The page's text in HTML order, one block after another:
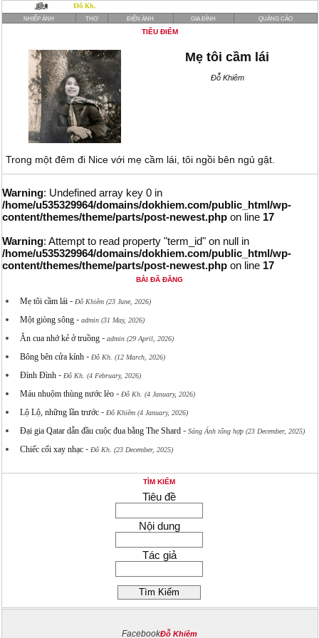
NHIẾP ẢNH THƠ ĐIỆN ẢNH GIA ĐÌNH QUẢNG CÁO
TIÊU ĐIỂM
Mẹ tôi cầm lái
Đỗ Khiêm
Trong một đêm đi Nice với mẹ cầm lái, tôi ngồi bên ngủ gật.
Warning: Undefined array key 0 in
/home/u535329964/domains/dokhiem.com/public_html/wp-
content/themes/theme/parts/post-newest.phpon line 17
Warning: Attempt to read property "term_id" on null in
/home/u535329964/domains/dokhiem.com/public_html/wp-
content/themes/theme/parts/post-newest.phpon line 17
BÀI ĐÃ ĐĂNG
Mẹ tôi cầm lái- Đỗ Khiêm (23 June, 2026)
Một giòng sông- admin (31 May, 2026)
Ăn cua nhớ kẻ ở truồng- admin (29 April, 2026)
Bông bên cửa kính- Đỗ Kh. (12 March, 2026)
Đình Đình- Đỗ Kh. (4 February, 2026)
Máu nhuộm thùng nước lèo- Đỗ Kh. (4 January, 2026)
Lộ Lộ, những lần trước- Đỗ Khiêm (4 January, 2026)
Đại gia Qatar dẫn đầu cuộc đua bằng The Shard- Sáng Ánh tổng hợp (23 December, 2025)
Chiếc cối xay nhạc- Đỗ Kh. (23 December, 2025)
TÌM KIẾM
Tiêu đề
Nội dung
Tác giả
FacebookĐỗ Khiêm